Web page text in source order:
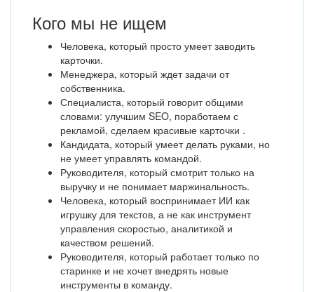
Кого мы не ищем
Человека, который просто умеет заводить
карточки.
Менеджера, который ждет задачи от
собственника.
Специалиста, который говорит общими
словами: улучшим SEO, поработаем с
рекламой, сделаем красивые карточки .
Кандидата, который умеет делать руками, но
не умеет управлять командой.
Руководителя, который смотрит только на
выручку и не понимает маржинальность.
Человека, который воспринимает ИИ как
игрушку для текстов, а не как инструмент
управления скоростью, аналитикой и
качеством решений.
Руководителя, который работает только по
старинке и не хочет внедрять новые
инструменты в команду.